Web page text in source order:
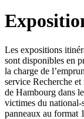
Les expositions
sont disponibles en
la charge de
service Recherche
de Hambourg dans
victimes du national-
panneaux au format